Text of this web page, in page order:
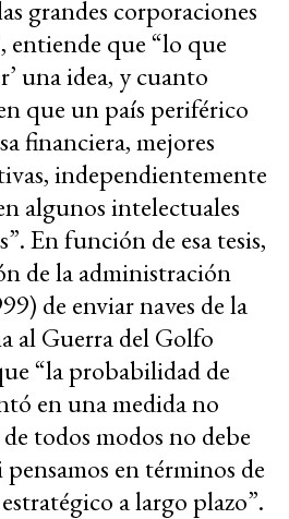
grandes corporaciones
entiende que “lo que
una idea, y cuanto
que un país periférico
financiera, mejores
independientemente
algunos intelectuales
En función de esa tesis,
de la administración
de enviar naves de la
al Guerra del Golfo
“la probabilidad de
en una medida no
todos modos no debe
pensamos en términos de
a largo plazo”.